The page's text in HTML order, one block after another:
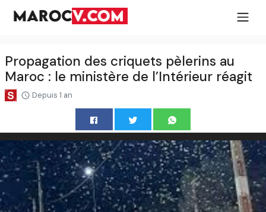
Propagation des criquets pèlerins au
Maroc : le ministère de l’Intérieur réagit
Depuis 1 an